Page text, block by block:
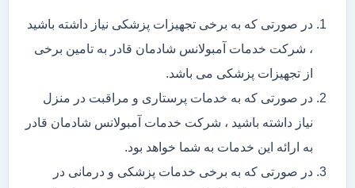
در صورتی که به برخی تجهیزات پزشکی نیاز داشته باشید
، شرکت خدمات آمبولانس شادمان قادر به تامین برخی
از تجهیزات پزشکی می باشد.
در صورتی که به خدمات پرستاری و مراقبت در منزل
نیاز داشته باشید ، شرکت خدمات آمبولانس شادمان قادر
به ارائه این خدمات به شما خواهد بود.
در صورتی که به برخی خدمات پزشکی و درمانی در